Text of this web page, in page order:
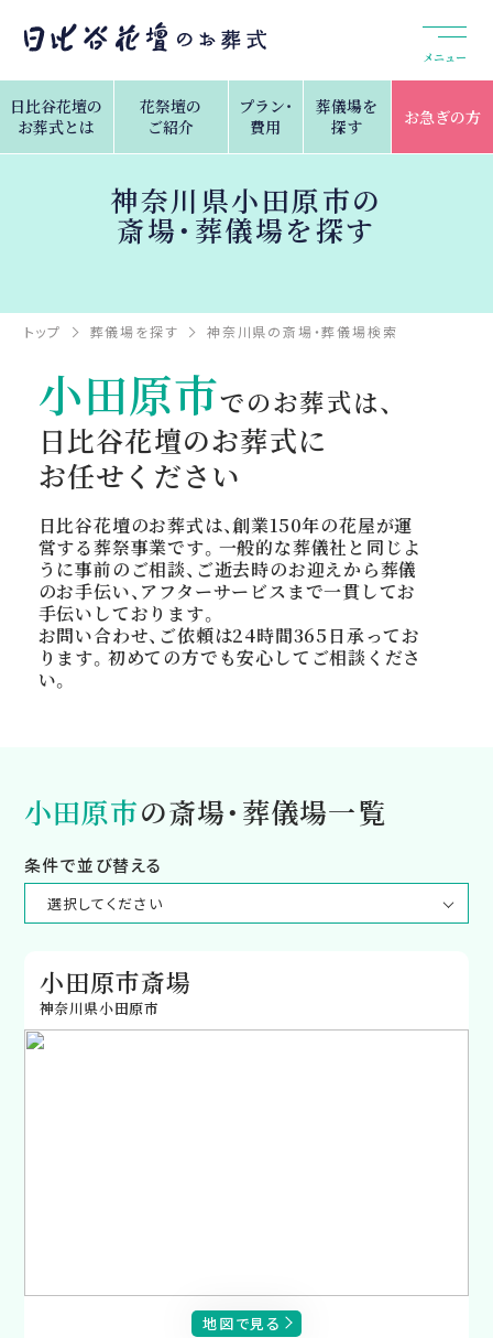
メニュー
日比谷花壇の
お葬式とは
花祭壇の
ご紹介
プラン・
費用
葬儀場を
探す
お急ぎの方
神奈川県小田原市の
斎場・葬儀場を探す
トップ 葬儀場を探す
神奈川県の斎場・葬儀場検索
小田原市でのお葬式は、
日比谷花壇のお葬式に
お任せください
日比谷花壇のお葬式は、創業150年の花屋が運
営する葬祭事業です。一般的な葬儀社と同じよ
うに事前のご相談、ご逝去時のお迎えから葬儀
のお手伝い、アフターサービスまで一貫してお
手伝いしております。
お問い合わせ、ご依頼は24時間365日承ってお
ります。初めての方でも安心してご相談くださ
い。
小田原市の斎場・葬儀場一覧
条件で並び替える
小田原市斎場
神奈川県小田原市
地図で見る